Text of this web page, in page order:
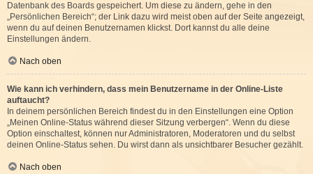
Datenbank des Boards gespeichert. Um diese zu ändern, gehe in den
„Persönlichen Bereich“; der Link dazu wird meist oben auf der Seite angezeigt,
wenn du auf deinen Benutzernamen klickst. Dort kannst du alle deine
Einstellungen ändern.
Nach oben
Wie kann ich verhindern, dass mein Benutzername in der Online-Liste
auftaucht?
In deinem persönlichen Bereich findest du in den Einstellungen eine Option
„Meinen Online-Status während dieser Sitzung verbergen“. Wenn du diese
Option einschaltest, können nur Administratoren, Moderatoren und du selbst
deinen Online-Status sehen. Du wirst dann als unsichtbarer Besucher gezählt.
Nach oben